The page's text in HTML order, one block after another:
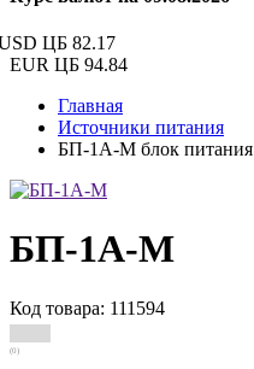
ЦБ 82.17
EUR ЦБ 94.84
Главная
Источники питания
БП-1А-М блок питания
БП-1А-М
Код товара: 111594
(0)